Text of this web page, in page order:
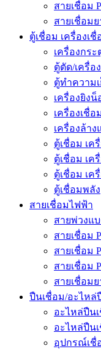
สายเชื่อม
สายเชื่อม
ตู้เชื่อม เครื่องเ
เครื่องกระ
ตู้ตัด/เครื่อ
ตู้ทำความ
เครื่องยิงน็
เครื่องเชื่อ
เครื่องล้า
ตู้เชื่อม เค
ตู้เชื่อม เค
ตู้เชื่อม เค
ตู้เชื่อมพลัง
สายเชื่อมไฟฟ้า
สายพ่วงแ
สายเชื่อม
สายเชื่อม
สายเชื่อม
สายเชื่อม
ปืนเชื่อม/อะไหล่
อะไหล่ปืน
อะไหล่ปืน
อุปกรณ์เชื่